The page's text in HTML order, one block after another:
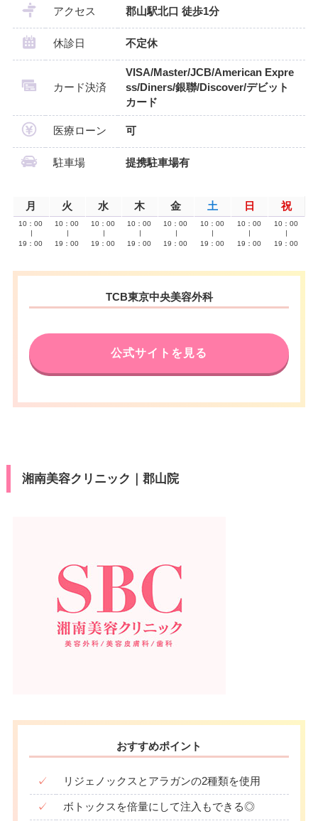
アクセス 郡山駅北口 徒歩1分
休診日 不定休
カード決済
VISA/Master/JCB/American Expre
ss/Diners/銀聯/Discover/デビット
カード
医療ローン 可
駐車場 提携駐車場有
月 火 水 木 金 土 日 祝
10：00
19：00
10：00
19：00
10：00
19：00
10：00
19：00
10：00
19：00
10：00
19：00
10：00
19：00
10：00
19：00
TCB東京中央美容外科
公式サイトを見る
湘南美容クリニック｜郡山院
おすすめポイント
✓ リジェノックスとアラガンの2種類を使用
✓ ボトックスを倍量にして注入もできる◎